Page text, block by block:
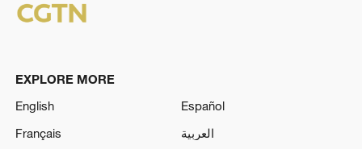
EXPLORE MORE
English
Español
Français
العربية